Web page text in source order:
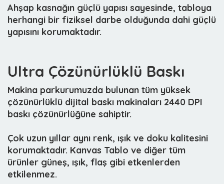
Ahşap kasnağın güçlü yapısı sayesinde, tabloya
herhangi bir fiziksel darbe olduğunda dahi güçlü
yapısını korumaktadır.
Ultra Çözünürlüklü Baskı
Makina parkurumuzda bulunan tüm yüksek
çözünürlüklü dijital baskı makinaları 2440 DPI
baskı çözünürlüğüne sahiptir.
Çok uzun yıllar aynı renk, ışık ve doku kalitesini
korumaktadır. Kanvas Tablo ve diğer tüm
ürünler güneş, ışık, flaş gibi etkenlerden
etkilenmez.